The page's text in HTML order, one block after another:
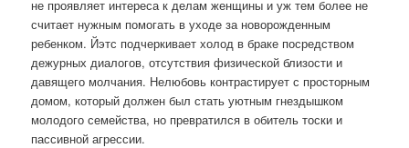
не проявляет интереса к делам женщины и уж тем более не
считает нужным помогать в уходе за новорожденным
ребенком. Йэтс подчеркивает холод в браке посредством
дежурных диалогов, отсутствия физической близости и
давящего молчания. Нелюбовь контрастирует с просторным
домом, который должен был стать уютным гнездышком
молодого семейства, но превратился в обитель тоски и
пассивной агрессии.